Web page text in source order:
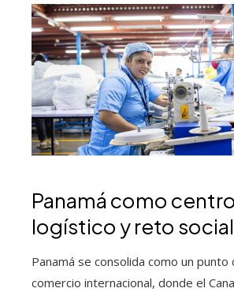
Panamá como centro
logístico y reto social
Panamá se consolida como un punto
comercio internacional, donde el